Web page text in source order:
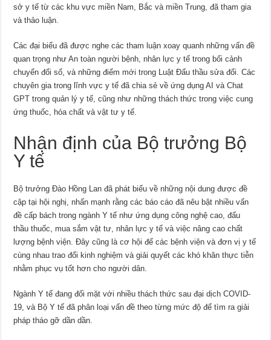
sở y tế từ các khu vực miền Nam, Bắc và miền Trung, đã tham gia
và thảo luận.
Các đại biểu đã được nghe các tham luận xoay quanh những vấn đề
quan trọng như An toàn người bệnh, nhân lực y tế trong bối cảnh
chuyển đổi số, và những điểm mới trong Luật Đấu thầu sửa đổi. Các
chuyên gia trong lĩnh vực y tế đã chia sẻ về ứng dụng AI và Chat
GPT trong quản lý y tế, cũng như những thách thức trong việc cung
ứng thuốc, hóa chất và vật tư y tế.
Nhận định của Bộ trưởng Bộ
Y tế
Bộ trưởng Đào Hồng Lan đã phát biểu về những nội dung được đề
cập tại hội nghị, nhấn mạnh rằng các báo cáo đã nêu bật nhiều vấn
đề cấp bách trong ngành Y tế như ứng dụng công nghệ cao, đấu
thầu thuốc, mua sắm vật tư, nhân lực y tế và việc nâng cao chất
lượng bệnh viện. Đây cũng là cơ hội để các bệnh viện và đơn vị y tế
cùng nhau trao đổi kinh nghiệm và giải quyết các khó khăn thực tiễn
nhằm phục vụ tốt hơn cho người dân.
Ngành Y tế đang đối mặt với nhiều thách thức sau đại dịch COVID-
19, và Bộ Y tế đã phân loại vấn đề theo từng mức độ để tìm ra giải
pháp tháo gỡ dần dần.